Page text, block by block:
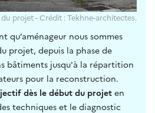
du projet - Crédit : Tekhne-architectes.
qu’aménageur nous sommes
projet, depuis la phase de
bâtiments jusqu'à la répartition
pour la reconstruction.
dès le début du projet en
techniques et le diagnostic